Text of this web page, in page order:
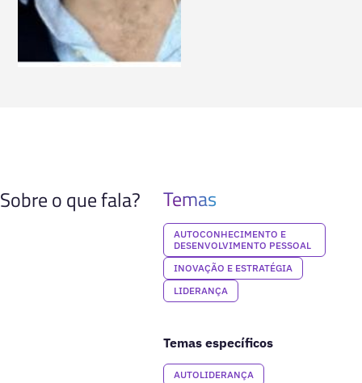
Sobre o que fala? Temas
AUTOCONHECIMENTO E
DESENVOLVIMENTO PESSOAL
INOVAÇÃO E ESTRATÉGIA
LIDERANÇA
Temas específicos
AUTOLIDERANÇA